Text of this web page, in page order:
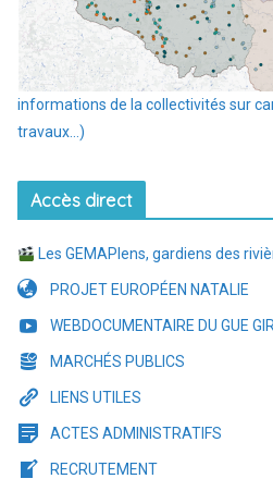
informations de la collectivités sur
travaux…)
Accès direct
Les GEMAPIens, gardiens des
PROJET EUROPÉEN NATALIE
WEBDOCUMENTAIRE DU GUE
MARCHÉS PUBLICS
LIENS UTILES
ACTES ADMINISTRATIFS
RECRUTEMENT